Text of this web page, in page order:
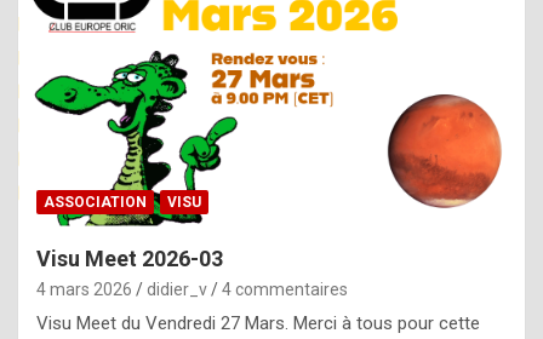
e
R
o
p
ASSOCIATION VISU
Visu Meet 2026-03
4 mars 2026 didier_v 4 commentaires
Visu Meet du Vendredi 27 Mars. Merci à tous pour cette